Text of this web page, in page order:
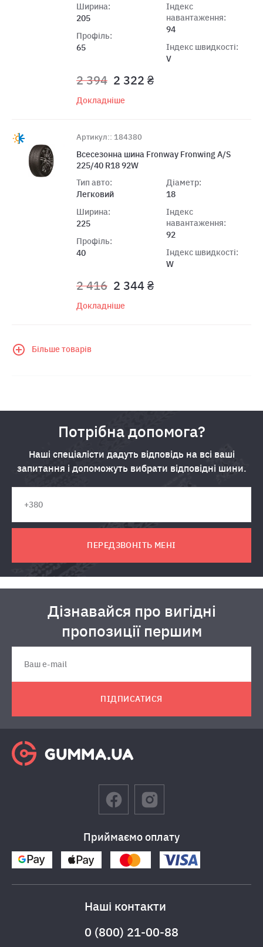
Ширина:
205
Профіль:
65
Індекс
навантаження:
94
Індекс швидкості:
V
2 394 2 322 ₴
Докладніше
Артикул:: 184380
Всесезонна шина Fronway Fronwing A/S
225/40 R18 92W
Тип авто:
Легковий
Ширина:
225
Профіль:
40
Діаметр:
18
Індекс
навантаження:
92
Індекс швидкості:
W
2 416 2 344 ₴
Докладніше
Більше товарів
Потрібна допомога?
Наші спеціалісти дадуть відповідь на всі ваші
запитання і допоможуть вибрати відповідні шини.
ПЕРЕДЗВОНІТЬ МЕНІ
Дізнавайся про вигідні
пропозиції першим
ПІДПИСАТИСЯ
Приймаємо оплату
Наші контакти
0 (800) 21-00-88